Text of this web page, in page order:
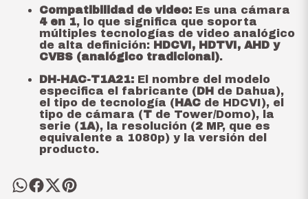
Compatibilidad de video:Es una cámara
4 en 1, lo que significa que soporta
múltiples tecnologías de video analógico
de alta definición: HDCVI, HDTVI, AHD y
CVBS (analógico tradicional).
DH-HAC-T1A21:El nombre del modelo
especifica el fabricante (DHde Dahua),
el tipo de tecnología (HACde HDCVI), el
tipo de cámara (Tde Tower/Domo), la
serie (1A), la resolución (2MP, que es
equivalente a 1080p) y la versión del
producto.